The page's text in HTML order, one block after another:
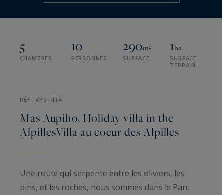
5
CHAMBRES
10
PERSONNES
290m²
SURFACE
1ha
SURFACE
TERRAIN
RÉF. VP5-414
Mas Aupiho, Holiday villa in the
AlpillesVilla au coeur des Alpilles
Une route qui serpente entre les oliviers, les
pins, et les roches, nous sommes dans le Parc